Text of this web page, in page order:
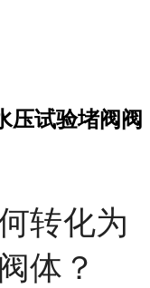
压试验堵阀阀
转化为
体？